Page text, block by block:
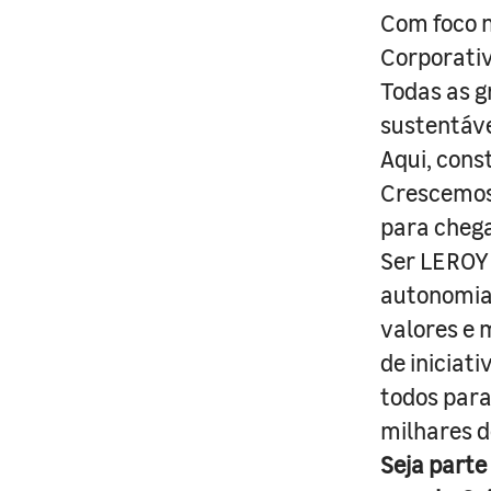
Com foco
Todas as
Aqui,
para
Ser
valores e
de
todos
milhares
Seja